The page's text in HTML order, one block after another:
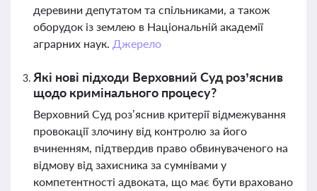
деревини депутатом та спільниками, а також
оборудок із землею в Національній академії
аграрних наук. Джерело
Які нові підходи Верховний Суд роз’яснив
щодо кримінального процесу?
Верховний Суд роз’яснив критерії відмежування
провокації злочину від контролю за його
вчиненням, підтвердив право обвинуваченого на
відмову від захисника за сумнівами у
компетентності адвоката, що має бути враховано